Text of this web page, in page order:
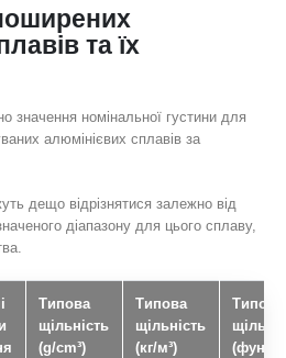
та їх
значення номінальної густини для
алюмінієвих сплавів за
дещо відрізнятися залежно від
діапазону для цього сплаву,
Типова
щільність
(g/cm³)
Типова
щільність
(кг/м³)
Типова
(фунт/